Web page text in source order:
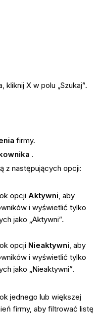
X w polu „Szukaj”.
firmy.
.
z następujących opcji:
opcji Aktywni, aby
i wyświetlić tylko
jako „Aktywni”.
opcji Nieaktywni, aby
i wyświetlić tylko
jako „Nieaktywni”.
jednego lub większej
firmy, aby filtrować listę